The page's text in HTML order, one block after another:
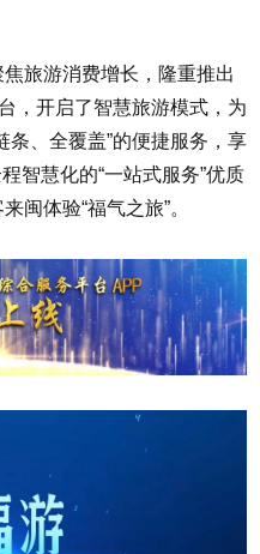
旅游消费增长，隆重推出
，开启了智慧旅游模式，为
条、全覆盖”的便捷服务，享
智慧化的“一站式服务”优质
闽体验“福气之旅”。